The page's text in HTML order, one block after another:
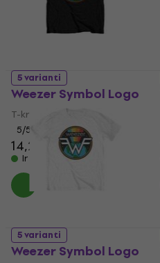
5 varianti
Weezer Symbol Logo
T-krekls
5/5
14,20 € 14,40 €
Ir noliktavā
5 varianti
Weezer Symbol Logo